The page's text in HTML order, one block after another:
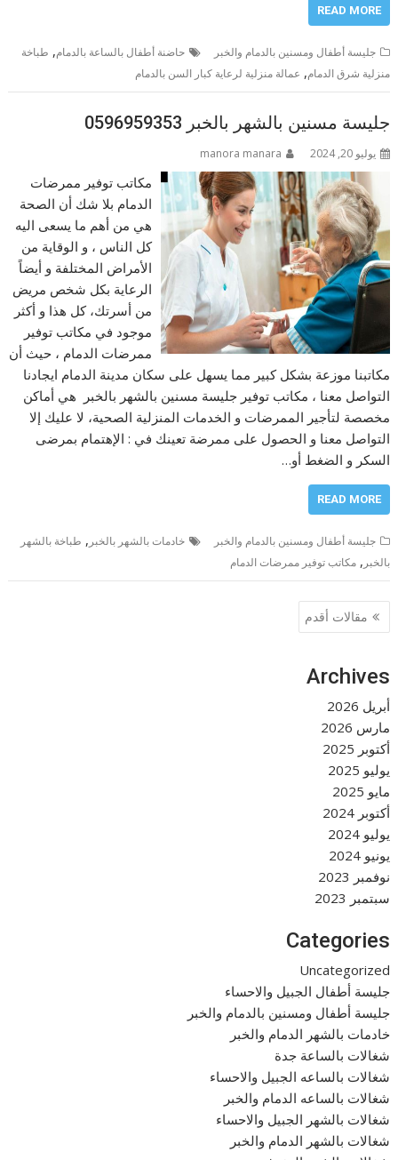
READ MORE
جليسة أطفال ومسنين بالدمام والخبر حاضنة أطفال بالساعة بالدمام, طباخة
منزلية شرق الدمام, عمالة منزلية لرعاية كبار السن بالدمام
جليسة مسنين بالشهر بالخبر 0596959353
يوليو 20, 2024 manora manara
مكاتب توفير ممرضات
الدمام بلا شك أن الصحة
هي من أهم ما يسعى اليه
كل الناس ، و الوقاية من
الأمراض المختلفة و أيضاً
الرعاية بكل شخص مريض
من أسرتك، كل هذا و أكثر
موجود في مكاتب توفير
ممرضات الدمام ، حيث أن
مكاتبنا موزعة بشكل كبير مما يسهل على سكان مدينة الدمام ايجادنا
التواصل معنا ، مكاتب توفير جليسة مسنين بالشهر بالخبر هي أماكن
مخصصة لتأجير الممرضات و الخدمات المنزلية الصحية، لا عليك إلا
التواصل معنا و الحصول على ممرضة تعينك في : الإهتمام بمرضى
السكر و الضغط أو…
READ MORE
جليسة أطفال ومسنين بالدمام والخبر خادمات بالشهر بالخبر , طباخة بالشهر
بالخبر ,مكاتب توفير ممرضات الدمام
تصفّح
المقالات
مقالات أقدم
Archives
أبريل 2026
مارس 2026
أكتوبر 2025
يوليو 2025
مايو 2025
أكتوبر 2024
يوليو 2024
يونيو 2024
نوفمبر 2023
سبتمبر 2023
Categories
Uncategorized
جليسة أطفال الجبيل والاحساء
جليسة أطفال ومسنين بالدمام والخبر
خادمات بالشهر الدمام والخبر
شغالات بالساعة جدة
شغالات بالساعه الجبيل والاحساء
شغالات بالساعه الدمام والخبر
شغالات بالشهر الجبيل والاحساء
شغالات بالشهر الدمام والخبر